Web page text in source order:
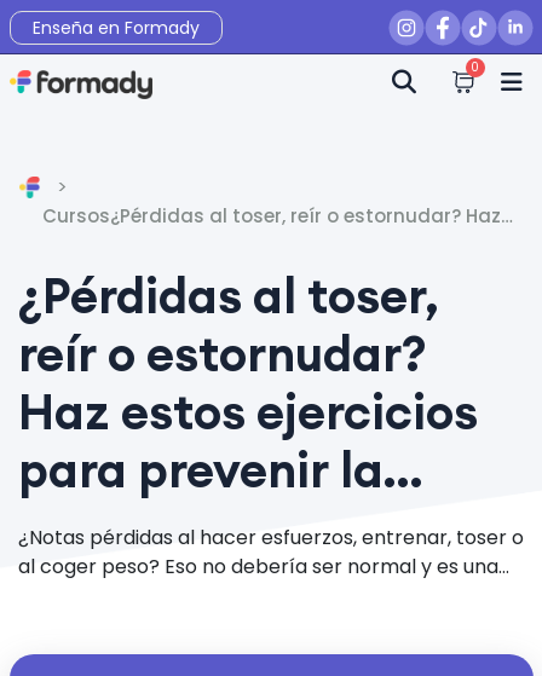
Enseña en Formady
0
Inicio
Cursos¿Pérdidas al toser, reír o estornudar? Haz
Incontinencia Urinaria de Esfuerzo - Suelo
Pélvico
¿Pérdidas al toser,
reír o estornudar?
Haz estos ejercicios
para prevenir la
Incontinencia
Urinaria de Esfuerzo -
Suelo Pélvico
¿Notas pérdidas al hacer esfuerzos, entrenar, toser o
al coger peso? Eso no debería ser normal y es una